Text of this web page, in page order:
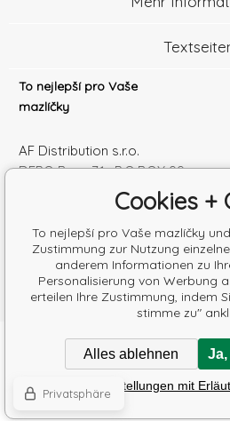
To nejlepší pro Vaše
mazlíčky
AF Distribution s.r.o.
DEPO Brno 71 , P.O.BOX 99
Česká republika
Handelsregister Nr.: 52010180
Steuernum.: SK2120864328
Copyright © 2026 AF
Alle Rechte
Eshops & webseiten
Poradíme s
Cookies +
To nejlepší pro Vaše mazlíčky
Zustimmung zur Nutzung
anderem Informationen zu
Personalisierung von Werbung
erteilen Ihre Zustimmung, indem
stimme zu"
Alles ablehnen
Detaillierte Einstellungen mit
Privatsphäre